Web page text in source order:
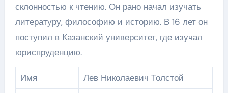
склонностью к чтению. Он рано начал изучать
литературу, философию и историю. В 16 лет он
поступил в Казанский университет, где изучал
юриспруденцию.
Имя
Лев Николаевич Толстой